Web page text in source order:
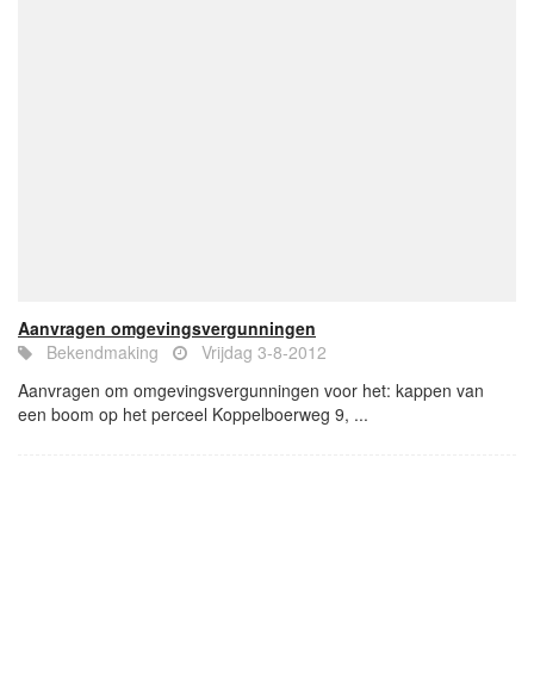
Aanvragen omgevingsvergunningen
Bekendmaking
Vrijdag 3-8-2012
Aanvragen om omgevingsvergunningen voor het: kappen van
een boom op het perceel Koppelboerweg 9, ...